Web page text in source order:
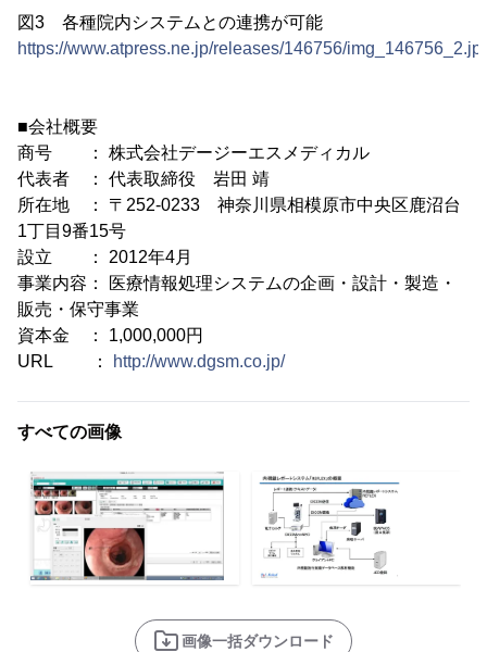
図3 各種院内システムとの連携が可能
https://www.atpress.ne.jp/releases/146756/
■会社概要
商号 ： 株式会社デージーエスメディカル
代表者 ： 代表取締役 岩田 靖
所在地 ： 〒252-0233 神奈川県相模原市中央区鹿沼台
1丁目9番15号
設立 ： 2012年4月
事業内容： 医療情報処理システムの企画・設計・製造・
販売・保守事業
資本金 ： 1,000,000円
URL ：
http://www.dgsm.co.jp/
すべての画像
画像一括ダウンロード